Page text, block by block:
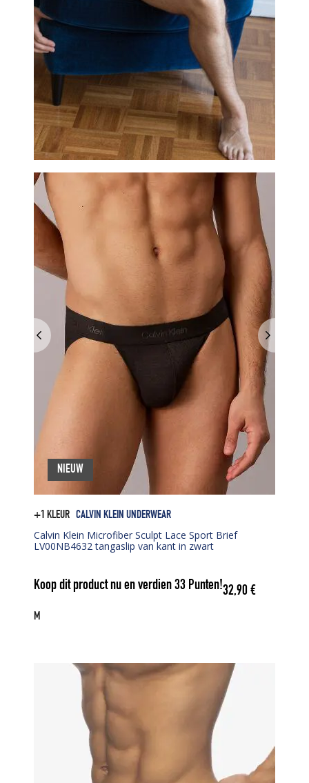
+1 KLEUR CALVIN KLEIN UNDERWEAR
Calvin Klein Microfiber Sculpt Lace Sport Brief
LV00NB4632 tangaslip van kant in zwart
Koop dit product nu en verdien33 Punten!32,90€
M
NIEUW